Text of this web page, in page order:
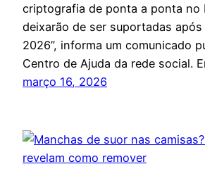
criptografia de ponta a ponta no
deixarão de ser suportadas
2026”, informa um comunicado
Centro de Ajuda da rede social.
março 16, 2026